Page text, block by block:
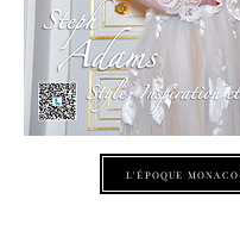
L'ÉPOQUE MONACO